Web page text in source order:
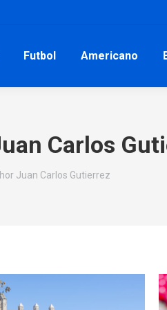
Futbol Americano
Carlos
Juan Carlos Gutierrez